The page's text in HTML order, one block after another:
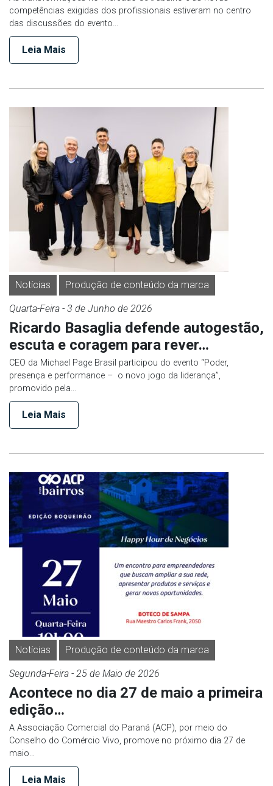
competências exigidas dos profissionais estiveram no centro
das discussões do evento…
Leia Mais
Notícias Produção de conteúdo da marca
Quarta-Feira - 3 de Junho de 2026
Ricardo Basaglia defende autogestão,
escuta e coragem para rever…
CEO da Michael Page Brasil participou do evento “Poder,
presença e performance – o novo jogo da liderança”,
promovido pela…
Leia Mais
Notícias Produção de conteúdo da marca
Segunda-Feira - 25 de Maio de 2026
Acontece no dia 27 de maio a primeira
edição…
A Associação Comercial do Paraná (ACP), por meio do
Conselho do Comércio Vivo, promove no próximo dia 27 de
maio…
Leia Mais